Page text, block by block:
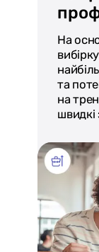
На
та
на
швидкі